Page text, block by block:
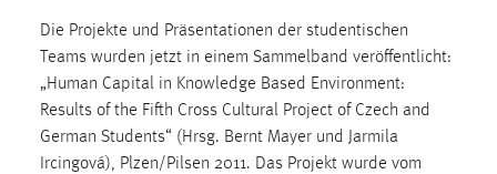
Die Projekte und Präsentationen der studentischen
Teams wurden jetzt in einem Sammelband veröffentlicht:
„Human Capital in Knowledge Based Environment:
Results of the Fifth Cross Cultural Project of Czech and
German Students“ (Hrsg. Bernt Mayer und Jarmila
Ircingová), Plzen/Pilsen 2011. Das Projekt wurde vom
Cookie Laufzeit:
MibewSessionID, mibew-chat-frame-style-
5e9dbeb1811c0446 = Sitzungslaufzeit, mibew_locale = 3